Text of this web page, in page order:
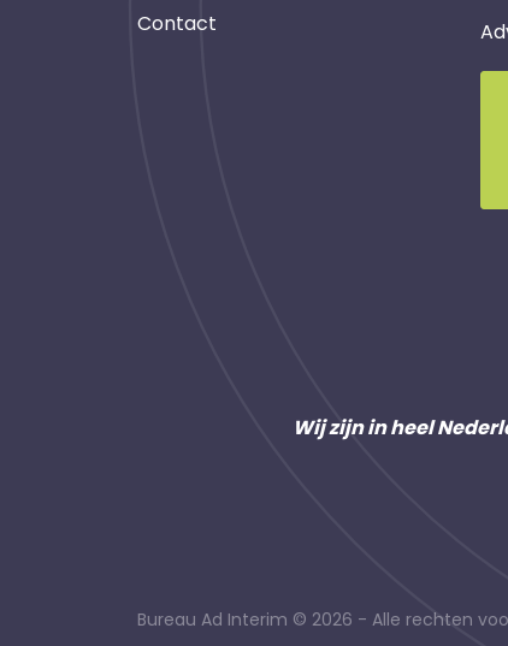
Contact
Wij zijn in heel
Bureau Ad Interim © 2026 - Alle rechten